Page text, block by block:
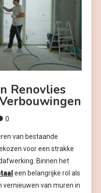
Renovlies
0
van bestaande
voor een strakke
Binnen het
een belangrijke rol als
vernieuwen van muren in